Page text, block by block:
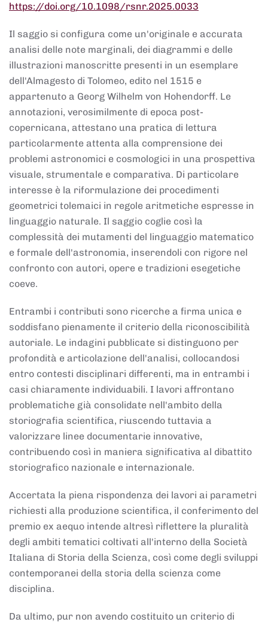
https://doi.org/10.1098/rsnr.2025.0033
Il saggio si configura come un'originale e accurata
analisi delle note marginali, dei diagrammi e delle
illustrazioni manoscritte presenti in un esemplare
dell'Almagesto di Tolomeo, edito nel 1515 e
appartenuto a Georg Wilhelm von Hohendorff. Le
annotazioni, verosimilmente di epoca post-
copernicana, attestano una pratica di lettura
particolarmente attenta alla comprensione dei
problemi astronomici e cosmologici in una prospettiva
visuale, strumentale e comparativa. Di particolare
interesse è la riformulazione dei procedimenti
geometrici tolemaici in regole aritmetiche espresse in
linguaggio naturale. Il saggio coglie così la
complessità dei mutamenti del linguaggio matematico
e formale dell'astronomia, inserendoli con rigore nel
confronto con autori, opere e tradizioni esegetiche
coeve.
Entrambi i contributi sono ricerche a firma unica e
soddisfano pienamente il criterio della riconoscibilità
autoriale. Le indagini pubblicate si distinguono per
profondità e articolazione dell'analisi, collocandosi
entro contesti disciplinari differenti, ma in entrambi i
casi chiaramente individuabili. I lavori affrontano
problematiche già consolidate nell'ambito della
storiografia scientifica, riuscendo tuttavia a
valorizzare linee documentarie innovative,
contribuendo così in maniera significativa al dibattito
storiografico nazionale e internazionale.
Accertata la piena rispondenza dei lavori ai parametri
richiesti alla produzione scientifica, il conferimento del
premio ex aequo intende altresì riflettere la pluralità
degli ambiti tematici coltivati all'interno della Società
Italiana di Storia della Scienza, così come degli sviluppi
contemporanei della storia della scienza come
disciplina.
Da ultimo, pur non avendo costituito un criterio di